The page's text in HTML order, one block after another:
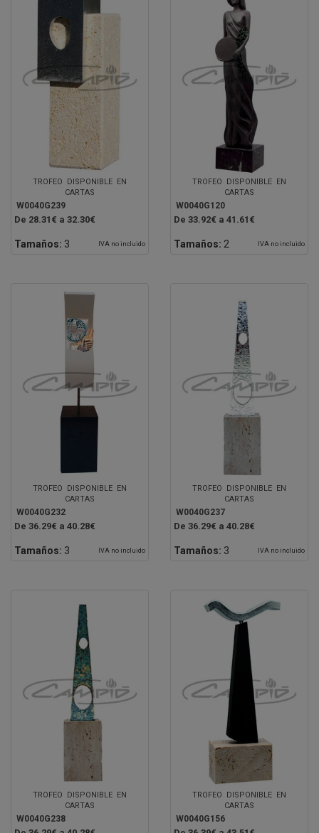
TROFEO DISPONIBLE EN
CARTAS
W0040G239
De 28.31€ a 32.30€
Tamaños: 3 IVA no incluido
TROFEO DISPONIBLE EN
CARTAS
W0040G120
De 33.92€ a 41.61€
Tamaños: 2 IVA no incluido
TROFEO DISPONIBLE EN
CARTAS
W0040G232
De 36.29€ a 40.28€
Tamaños: 3 IVA no incluido
TROFEO DISPONIBLE EN
CARTAS
W0040G237
De 36.29€ a 40.28€
Tamaños: 3 IVA no incluido
TROFEO DISPONIBLE EN
CARTAS
W0040G238
TROFEO DISPONIBLE EN
CARTAS
W0040G156